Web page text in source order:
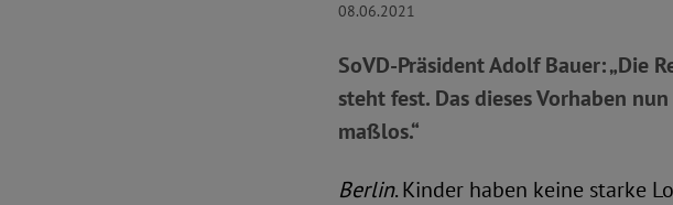
08.06.2021
SoVD-Präsident Adolf Bauer: „Die
steht fest. Das dieses Vorhaben
maßlos.“
Berlin. Kinder haben keine starke